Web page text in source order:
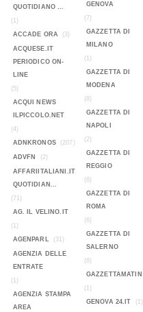
QUOTIDIANO ...
(1)
ACCADE ORA
(3)
ACQUESE.IT
PERIODICO ON-
LINE
(5)
ACQUI NEWS
ILPICCOLO.NET
(4)
ADNKRONOS
(207)
ADVFN (2)
AFFARIITALIANI.IT
QUOTIDIAN...
(71)
AG. IL VELINO.IT
(1)
AGENPARL
(31)
AGENZIA DELLE
ENTRATE
(1)
AGENZIA STAMPA
AREA
GENOVA
(7)
GAZZETTA DI
MILANO
(1)
GAZZETTA DI
MODENA
(8)
GAZZETTA DI
NAPOLI
(2)
GAZZETTA DI
REGGIO
(8)
GAZZETTA DI
ROMA
(6)
GAZZETTA DI
SALERNO
(8)
GAZZETTAMATIN
(1)
GENOVA 24.IT
(1)